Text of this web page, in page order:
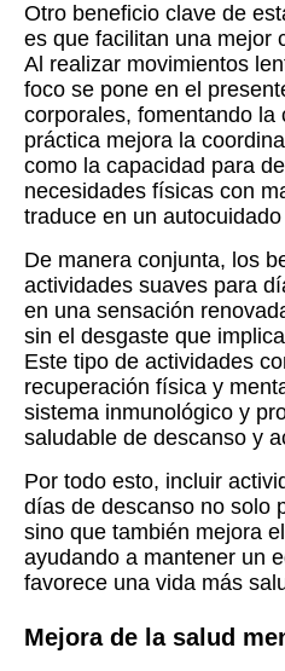
Otro beneficio clave de
es que facilitan una mejor
Al realizar movimientos
foco se pone en el
corporales, fomentando la
práctica mejora la
como la capacidad para
necesidades físicas con
traduce en un
De manera conjunta, los
actividades suaves para
en una sensación
sin el desgaste que
Este tipo de actividades
recuperación física y
sistema inmunológico y
saludable de descanso y
Por todo esto, incluir
días de descanso no solo
sino que también mejora
ayudando a mantener un
favorece una vida más
Mejora de la salud